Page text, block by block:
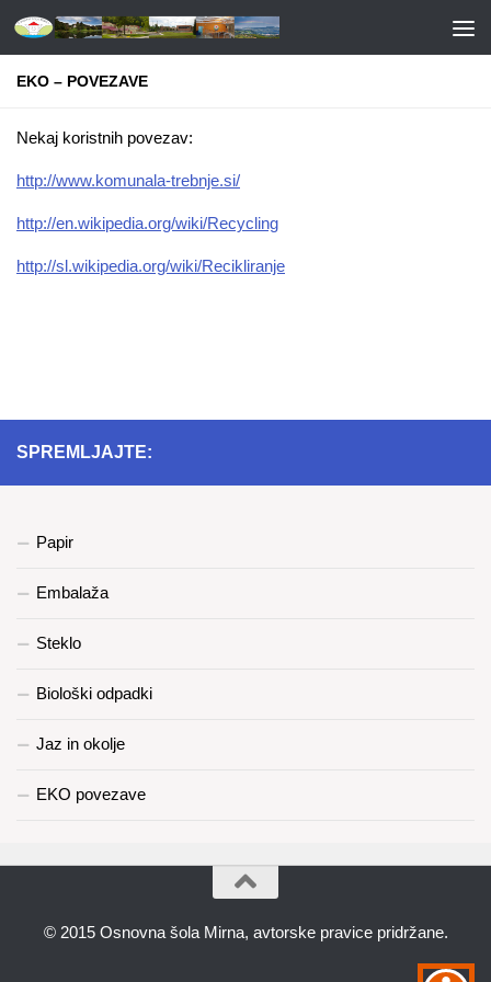
EKO – POVEZAVE
Nekaj koristnih povezav:
http://www.komunala-trebnje.si/
http://en.wikipedia.org/wiki/Recycling
http://sl.wikipedia.org/wiki/Recikliranje
SPREMLJAJTE:
Papir
Embalaža
Steklo
Biološki odpadki
Jaz in okolje
EKO povezave
© 2015 Osnovna šola Mirna, avtorske pravice pridržane.